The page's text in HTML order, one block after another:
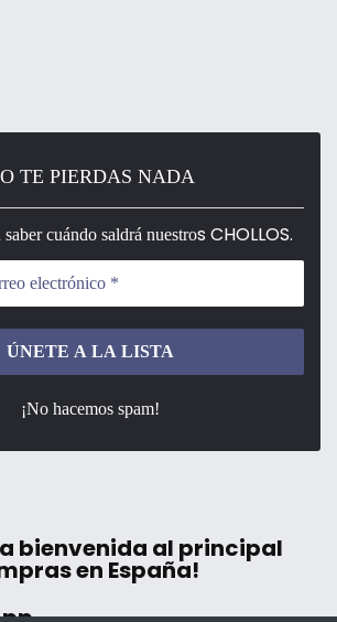
TE PIERDAS NADA
cuándo saldrá nuestros CHOLLOS.
¡No hacemos spam!
la bienvenida al principal
en España!